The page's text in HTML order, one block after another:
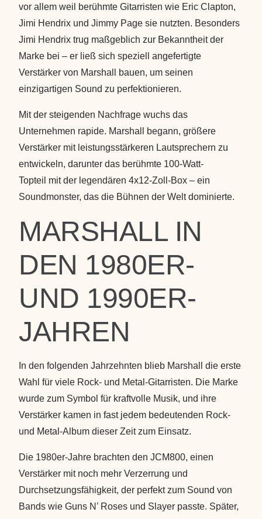
vor allem weil berühmte Gitarristen wie Eric Clapton,
Jimi Hendrix und Jimmy Page sie nutzten. Besonders
Jimi Hendrix trug maßgeblich zur Bekanntheit der
Marke bei – er ließ sich speziell angefertigte
Verstärker von Marshall bauen, um seinen
einzigartigen Sound zu perfektionieren.
Mit der steigenden Nachfrage wuchs das
Unternehmen rapide. Marshall begann, größere
Verstärker mit leistungsstärkeren Lautsprechern zu
entwickeln, darunter das berühmte 100-Watt-
Topteil mit der legendären 4x12-Zoll-Box – ein
Soundmonster, das die Bühnen der Welt dominierte.
MARSHALL IN
DEN 1980ER-
UND 1990ER-
JAHREN
In den folgenden Jahrzehnten blieb Marshall die erste
Wahl für viele Rock- und Metal-Gitarristen. Die Marke
wurde zum Symbol für kraftvolle Musik, und ihre
Verstärker kamen in fast jedem bedeutenden Rock-
und Metal-Album dieser Zeit zum Einsatz.
Die 1980er-Jahre brachten den JCM800, einen
Verstärker mit noch mehr Verzerrung und
Durchsetzungsfähigkeit, der perfekt zum Sound von
Bands wie Guns N’ Roses und Slayer passte. Später,